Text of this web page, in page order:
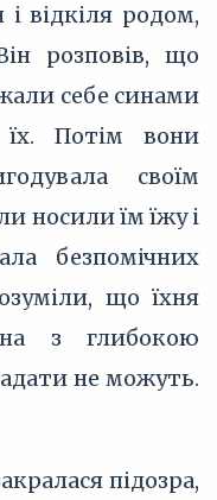
відкіля родом,
розповів, що
себе синами
Потім вони
своїм
носили їм їжу і
безпомічних
що їхня
з глибокою
не можуть.
підозра,